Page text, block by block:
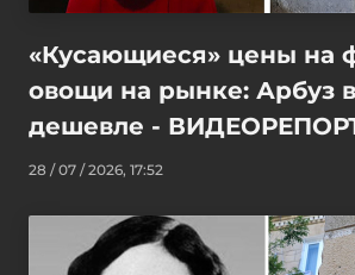
«Кусающиеся» цены на
овощи на рынке: Арбуз
дешевле -
28 / 07 / 2026, 17:52